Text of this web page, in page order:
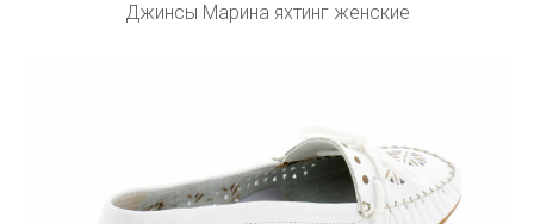
Джинсы Марина яхтинг женские